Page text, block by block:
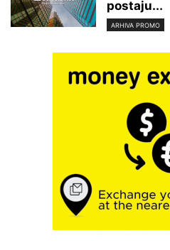
postaju...
ARHIVA PROMO